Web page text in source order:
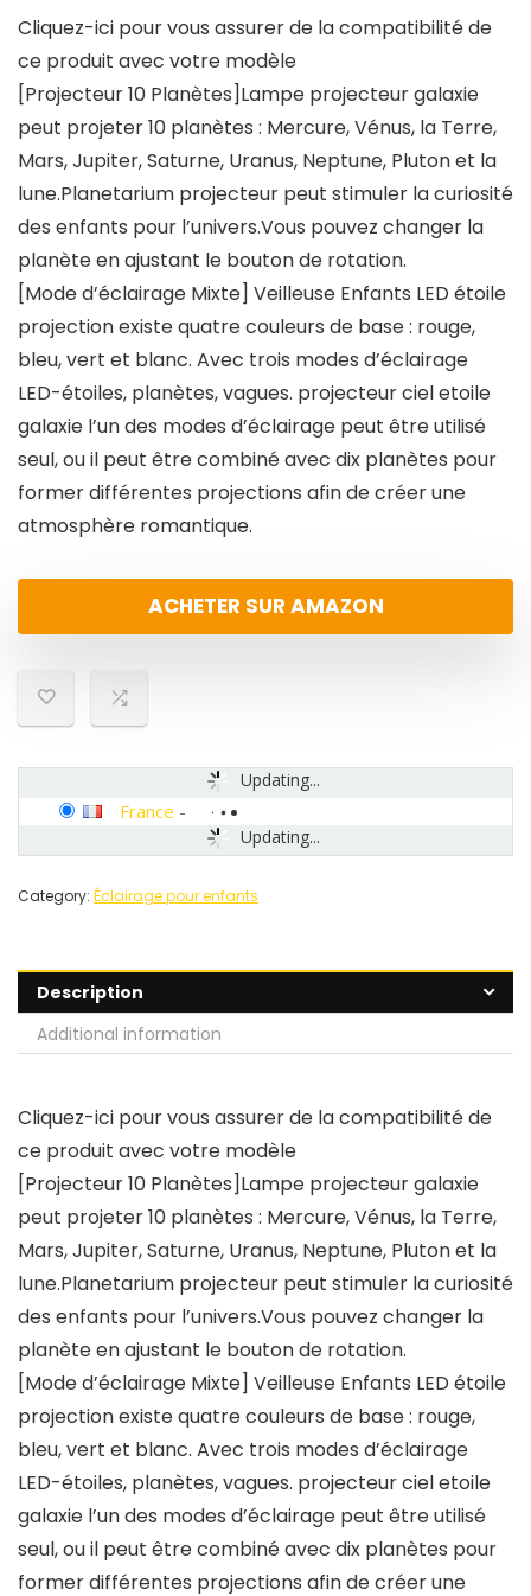
Cliquez-ici pour vous assurer de la compatibilité de
ce produit avec votre modèle
[Projecteur 10 Planètes]Lampe projecteur galaxie
peut projeter 10 planètes : Mercure, Vénus, la Terre,
Mars, Jupiter, Saturne, Uranus, Neptune, Pluton et la
lune.Planetarium projecteur peut stimuler la curiosité
des enfants pour l’univers.Vous pouvez changer la
planète en ajustant le bouton de rotation.
[Mode d’éclairage Mixte] Veilleuse Enfants LED étoile
projection existe quatre couleurs de base : rouge,
bleu, vert et blanc. Avec trois modes d’éclairage
LED-étoiles, planètes, vagues. projecteur ciel etoile
galaxie l’un des modes d’éclairage peut être utilisé
seul, ou il peut être combiné avec dix planètes pour
former différentes projections afin de créer une
atmosphère romantique.
ACHETER SUR AMAZON
Updating...
Updating...
France -
Category: Éclairage pour enfants
Description
Additional information
Cliquez-ici pour vous assurer de la compatibilité de
ce produit avec votre modèle
[Projecteur 10 Planètes]Lampe projecteur galaxie
peut projeter 10 planètes : Mercure, Vénus, la Terre,
Mars, Jupiter, Saturne, Uranus, Neptune, Pluton et la
lune.Planetarium projecteur peut stimuler la curiosité
des enfants pour l’univers.Vous pouvez changer la
planète en ajustant le bouton de rotation.
[Mode d’éclairage Mixte] Veilleuse Enfants LED étoile
projection existe quatre couleurs de base : rouge,
bleu, vert et blanc. Avec trois modes d’éclairage
LED-étoiles, planètes, vagues. projecteur ciel etoile
galaxie l’un des modes d’éclairage peut être utilisé
seul, ou il peut être combiné avec dix planètes pour
former différentes projections afin de créer une